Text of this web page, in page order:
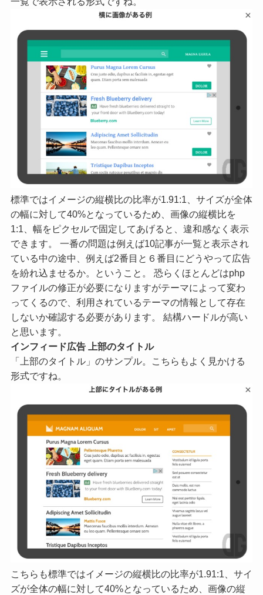
標準ではイメージの縦横比の比率が1.91:1、サイズが全体
の幅に対して40%となっているため、画像の縦横比を
1:1、幅をピクセルで固定してあげると、違和感なく表示
できます。 一番の問題は例えば10記事が一覧と表示され
ている中の途中、例えば2番目と６番目にどうやって広告
を紛れ込ませるか。ということ。 恐らくほとんどはphp
ファイルの修正が必要になりますがテーマによって変わ
ってくるので、利用されているテーマの情報として存在
しないか確認する必要があります。 結構ハードルが高い
と思います。
インフィード広告 上部のタイトル
「上部のタイトル」のサンプル。こちらもよく見かける
形式ですね。
こちらも標準ではイメージの縦横比の比率が1.91:1、サイ
ズが全体の幅に対して40%となっているため、画像の縦